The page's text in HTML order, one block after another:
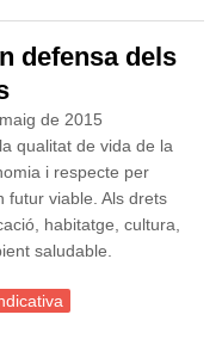
defensa dels
de 2015
qualitat de vida de la
i respecte per
futur viable. Als drets
habitatge, cultura,
saludable.